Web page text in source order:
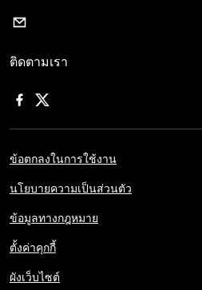
ติดตามเรา
ข้อตกลงในการใช้งาน
นโยบายความเป็นส่วนตัว
ข้อมูลทางกฎหมาย
ตั้งค่าคุกกี้
ผังเว็บไซต์